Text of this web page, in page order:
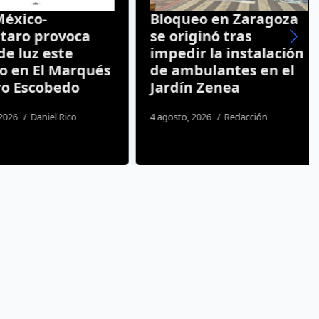
provoca
luz este
El Marqués
Daniel Rico
Bloqueo en Zaragoza
se originó tras
impedir la instalación
de ambulantes en el
Jardín Zenea
4 agosto, 2026 Redacción